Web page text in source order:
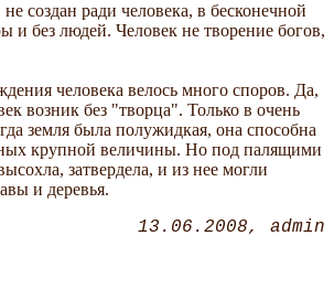
создан ради человека, в бесконечной
и без людей. Человек не творение богов,
человека велось много споров. Да,
возник без "творца". Только в очень
земля была полужидкая, она способна
крупной величины. Но под палящими
затвердела, и из нее могли
и деревья.
13.06.2008 admin